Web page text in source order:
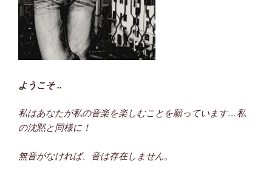
ようこそ ..
私はあなたが私の音楽を楽しむことを願っています…私
の沈黙と同様に！
無音がなければ、音は存在しません。